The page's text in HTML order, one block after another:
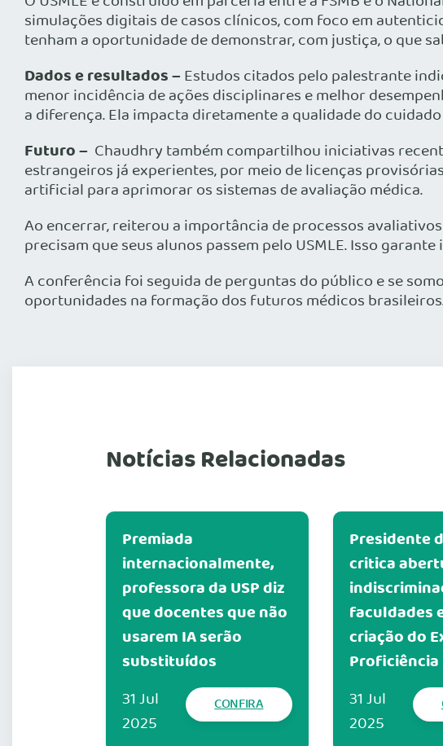
simulações digitais de casos clínicos, com foco em
tenham a oportunidade de demonstrar, com justiça, o que
Dados e resultados –Estudos citados pelo palestrante
menor incidência de ações disciplinares e melhor
a diferença. Ela impacta diretamente a qualidade do
Futuro – Chaudhry também compartilhou iniciativas
estrangeiros já experientes, por meio de licenças
artificial para aprimorar os sistemas de avaliação médica.
Ao encerrar, reiterou a importância de processos
precisam que seus alunos passem pelo USMLE. Isso
A conferência foi seguida de perguntas do público e se
oportunidades na formação dos futuros médicos
Notícias Relacionadas
Premiada
internacionalmente,
professora da USP diz
que docentes que não
usarem IA serão
substituídos
31 Jul
2025
CONFIRA
Presidente
critica
faculdades
criação do
Proficiência
31 Jul
2025